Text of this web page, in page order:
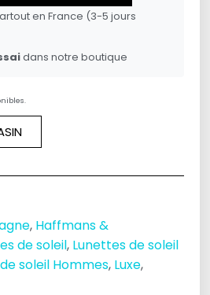
en France (3-5 jours
dans notre boutique
, Haffmans &
de soleil, Lunettes de soleil
soleil Hommes, Luxe,